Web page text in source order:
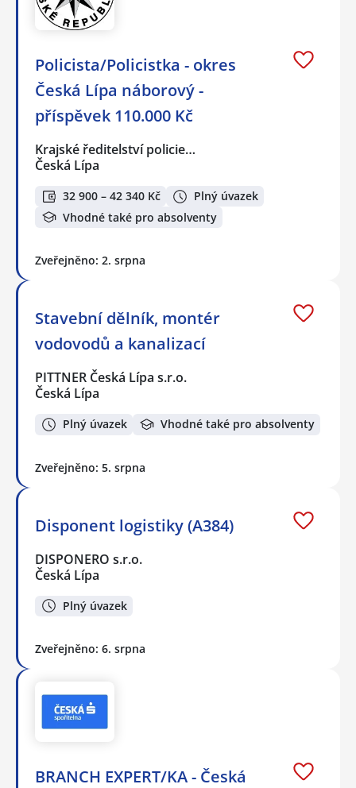
Policista/Policistka - okres
Česká Lípa náborový -
příspěvek 110.000 Kč
Krajské ředitelství policie…
Česká Lípa
32 900 – 42 340 Kč
Plný úvazek
Vhodné také pro absolventy
Zveřejněno: 2. srpna
Stavební dělník, montér
vodovodů a kanalizací
PITTNER Česká Lípa s.r.o.
Česká Lípa
Plný úvazek Vhodné také pro absolventy
Zveřejněno: 5. srpna
Disponent logistiky (A384)
DISPONERO s.r.o.
Česká Lípa
Plný úvazek
Zveřejněno: 6. srpna
BRANCH EXPERT/KA - Česká